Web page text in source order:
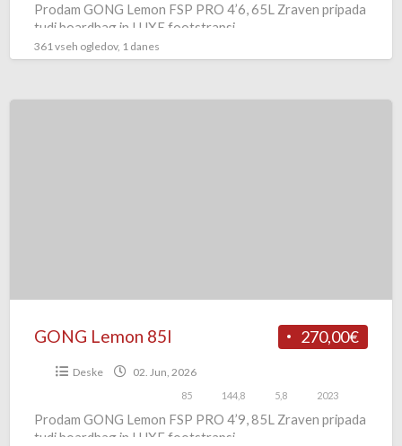
Prodam GONG Lemon FSP PRO 4’6, 65L Zraven pripada
tudi boardbag in LUXE footstrapsi.
361 vseh ogledov, 1 danes
270,00€
GONG Lemon 85l
Deske 02. Jun, 2026
85 144,8 5,8 2023
Prodam GONG Lemon FSP PRO 4’9, 85L Zraven pripada
tudi boardbag in LUXE footstrapsi.